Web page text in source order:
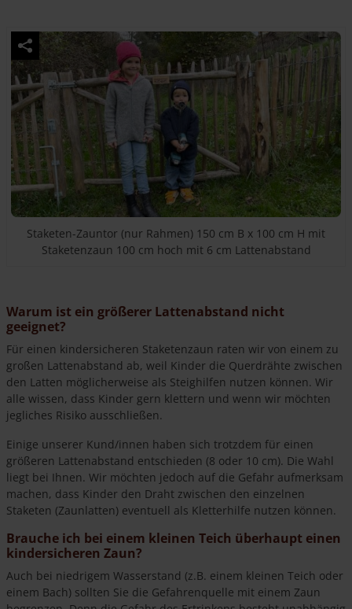
Staketen-Zauntor (nur Rahmen) 150 cm B x 100 cm H mit
Staketenzaun 100 cm hoch mit 6 cm Lattenabstand
Warum ist ein größerer Lattenabstand nicht
geeignet?
Für einen kindersicheren Staketenzaun raten wir von einem zu
großen Lattenabstand ab, weil Kinder die Querdrähte zwischen
den Latten möglicherweise als Steighilfen nutzen können. Wir
alle wissen, dass Kinder gern klettern und wenn wir möchten
jegliches Risiko ausschließen.
Einige unserer Kund/innen haben sich trotzdem für einen
größeren Lattenabstand entschieden (8 oder 10 cm). Die Wahl
liegt bei Ihnen. Wir möchten jedoch auf die Gefahr aufmerksam
machen, dass Kinder den Draht zwischen den einzelnen
Staketen (Zaunlatten) eventuell als Kletterhilfe nutzen können.
Brauche ich bei einem kleinen Teich überhaupt einen
kindersicheren Zaun?
Auch bei niedrigem Wasserstand (z.B. einem kleinen Teich oder
einem Bach) sollten Sie die Gefahrenquelle mit einem Zaun